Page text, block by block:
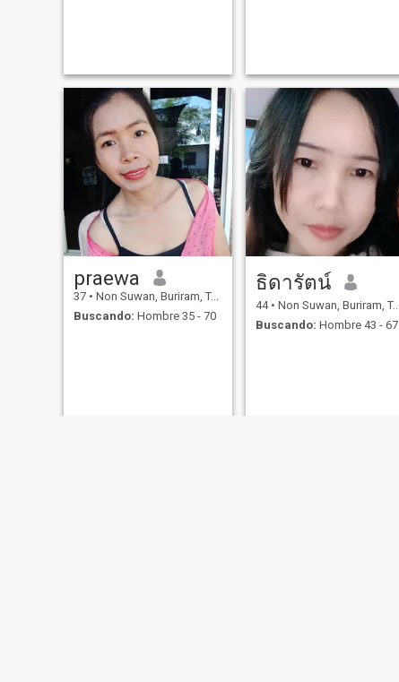
praewa
37 • Non Suwan, Buriram, Tailandia
Buscando: Hombre 35 - 70
ธิดารัตน์
44 • Non Suwan, Buriram, Tailandia
Buscando: Hombre 43 - 67